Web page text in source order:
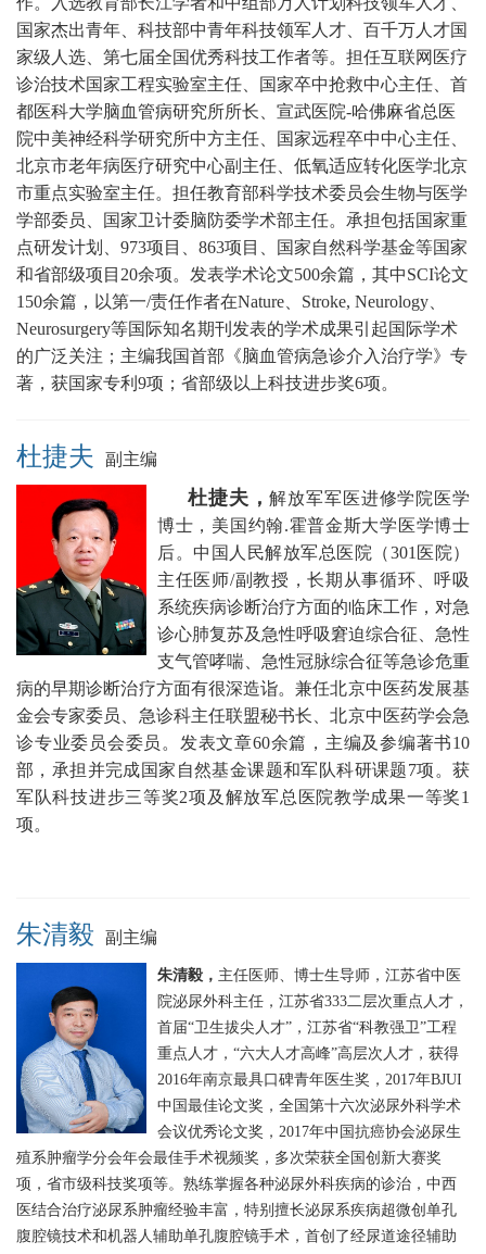
国家杰出青年、科技部中青年科技领军人才、百千万人才国
家级人选、第七届全国优秀科技工作者等。担任互联网医疗
诊治技术国家工程实验室主任、国家卒中抢救中心主任、首
都医科大学脑血管病研究所所长、宣武医院-哈佛麻省总医
院中美神经科学研究所中方主任、国家远程卒中中心主任、
北京市老年病医疗研究中心副主任、低氧适应转化医学北京
市重点实验室主任。担任教育部科学技术委员会生物与医学
学部委员、国家卫计委脑防委学术部主任。承担包括国家重
点研发计划、973项目、863项目、国家自然科学基金等国家
和省部级项目20余项。发表学术论文500余篇，其中SCI论文
150余篇，以第一/责任作者在Nature、Stroke, Neurology、
Neurosurgery等国际知名期刊发表的学术成果引起国际学术
的广泛关注；主编我国首部《脑血管病急诊介入治疗学》专
著，获国家专利9项；省部级以上科技进步奖6项。
杜捷夫 副主编
杜捷夫，解放军军医进修学院医学
博士，美国约翰.霍普金斯大学医学博士
后。 中国人民解放军总医院（301医院）
主任医师/副教授，长期从事循环、呼吸
系统疾病诊断治疗方面的临床工作，对急
诊心肺复苏及急性呼吸窘迫综合征、急性
支气管哮喘、急性冠脉综合征等急诊危重
病的早期诊断治疗方面有很深造诣。兼任北京中医药发展基
金会专家委员、急诊科主任联盟秘书长 、北京中医药学会急
诊专业委员会委员。发表文章60余篇，主编及参编著书10
部，承担并完成国家自然基金课题和军队科研课题7项。获
军队科技进步三等奖2项及解放军总医院教学成果一等奖1
项。
朱清毅 副主编
朱清毅， 主任医师、博士生导师，江苏省中医
院泌尿外科主任，江苏省333二层次重点人才，
首届“卫生拔尖人才”，江苏省“科教强卫”工程
重点人才，“六大人才高峰”高层次人才，获得
2016年南京最具口碑青年医生奖，2017年BJUI
中国最佳论文奖，全国第十六次泌尿外科学术
会议优秀论文奖，2017年中国抗癌协会泌尿生
殖系肿瘤学分会年会最佳手术视频奖，多次荣获全国创新大赛奖
项，省市级科技奖项等。熟练掌握各种泌尿外科疾病的诊治，中西
医结合治疗泌尿系肿瘤经验丰富，特别擅长泌尿系疾病超微创单孔
腹腔镜技术和机器人辅助单孔腹腔镜手术，首创了经尿道途径辅助